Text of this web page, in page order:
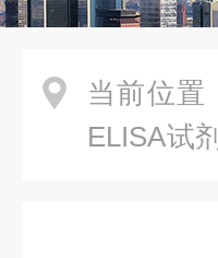
当前位置
ELISA试